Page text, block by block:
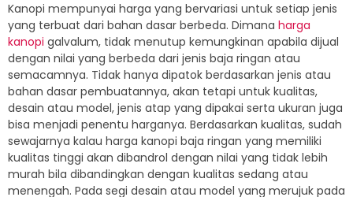
Kanopi mempunyai harga yang bervariasi untuk setiap jenis
yang terbuat dari bahan dasar berbeda. Dimana harga
kanopi galvalum, tidak menutup kemungkinan apabila dijual
dengan nilai yang berbeda dari jenis baja ringan atau
semacamnya. Tidak hanya dipatok berdasarkan jenis atau
bahan dasar pembuatannya, akan tetapi untuk kualitas,
desain atau model, jenis atap yang dipakai serta ukuran juga
bisa menjadi penentu harganya. Berdasarkan kualitas, sudah
sewajarnya kalau harga kanopi baja ringan yang memiliki
kualitas tinggi akan dibandrol dengan nilai yang tidak lebih
murah bila dibandingkan dengan kualitas sedang atau
menengah. Pada segi desain atau model yang merujuk pada